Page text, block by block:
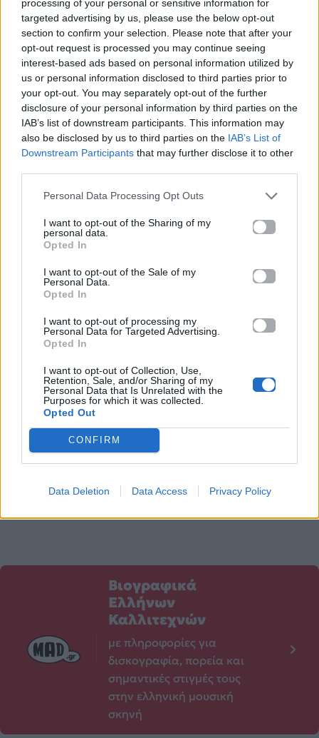
processing of your personal or sensitive information for
targeted advertising by us, please use the below opt-out
section to confirm your selection. Please note that after your
opt-out request is processed you may continue seeing
interest-based ads based on personal information utilized by
us or personal information disclosed to third parties prior to
your opt-out. You may separately opt-out of the further
disclosure of your personal information by third parties on the
IAB’s list of downstream participants. This information may
also be disclosed by us to third parties on the IAB’s List of
Downstream Participants that may further disclose it to other
Personal Data Processing Opt Outs
I want to opt-out of the Sharing of my
personal data.
Opted In
I want to opt-out of the Sale of my
Personal Data.
Opted In
I want to opt-out of processing my
Personal Data for Targeted Advertising.
Opted In
I want to opt-out of Collection, Use,
Retention, Sale, and/or Sharing of my
Personal Data that Is Unrelated with the
Purposes for which it was collected.
Opted Out
CONFIRM
Data Deletion Data Access Privacy Policy
Mad.gr στο MSN
Μοιράσου αυτό το άρθρο
Προηγούμενο
τις συνεργασίες των
Mad Video Music
Awards 2018 by
Coca-Cola and
McDonald’s
#madVMA18
09.07.2018
Επόμενο
Hailey Baldwin
αρραβωνιάστηκαν!
Βιογραφικά
Ελλήνων
Καλλιτεχνών
με πληροφορίες για
δισκογραφία, πορεία και
σημαντικές στιγμές τους
στην ελληνική μουσική
σκηνή